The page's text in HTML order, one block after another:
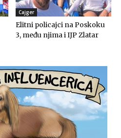
Cajger
Elitni policajci na Poskoku
3, među njima i IJP Zlatar